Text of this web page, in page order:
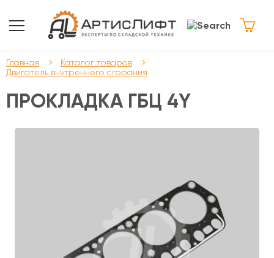
Главная
Каталог товаров
Двигатель внутреннего сгорания
ПРОКЛАДКА ГБЦ 4Y